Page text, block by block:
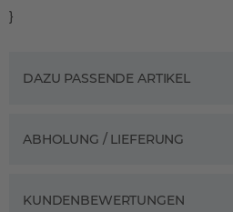
}
DAZU PASSENDE ARTIKEL
ABHOLUNG / LIEFERUNG
KUNDENBEWERTUNGEN